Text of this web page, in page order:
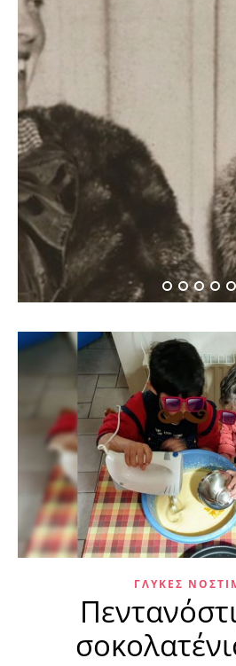
Όταν η
συνάντησε
ΓΛΥΚΈΣ